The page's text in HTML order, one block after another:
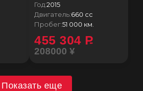
Год:2015
Двигатель:660 сс
Пробег:51 000 км.
455 304 P
208000 ¥
Показать еще